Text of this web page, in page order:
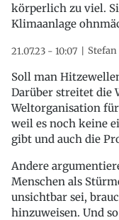
körperlich zu viel.
Klimaanlage
21.07.23 - 10:07
Soll man
Darüber streitet die
Weltorganisation
weil es noch keine
gibt und auch die
Andere
Menschen als
unsichtbar sei,
hinzuweisen. Und